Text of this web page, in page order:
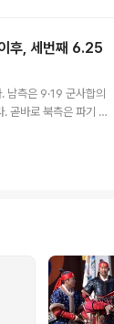
성 승조원들이 최초로
체가 늘었다. 국방부에
년 1487명에서 지난해
증가했다. 여성 간부
부사관 5.3%)에서
사관 7.9%)로 늘었는
후, 세번째 6.25
남측은 9·19 군사합의
곧바로 북측은 파기 선
수 있는 충돌을 방지
대체로 성공한 듯 하다.
10시 42분 평안북도 철
정찰위성) 만리경-1호를
월 1일부터 정식 정찰 임
22일 오전 괌 미군기지를